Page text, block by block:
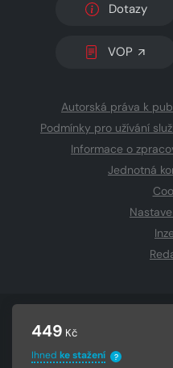
449 Kč
Ihned ke stažení ?
Dotazy
VOP
Autorská práva k
Podmínky pro užívání
Informace o
Jednotná
CZECH
Vysázeno